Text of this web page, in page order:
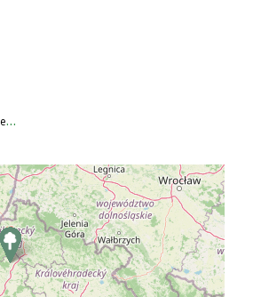
K
lášter Hradiště nad Jizerou